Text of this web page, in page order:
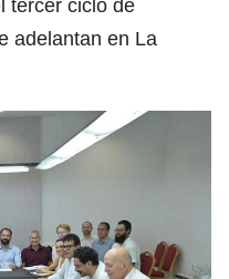
tercer ciclo de
adelantan en La